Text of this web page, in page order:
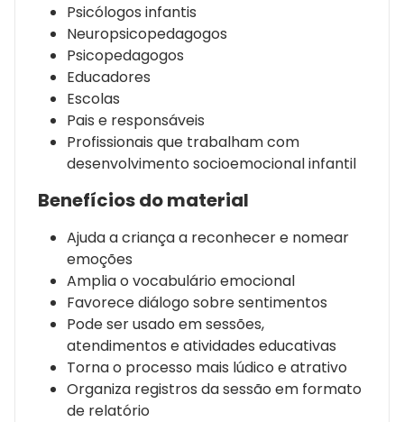
Psicólogos infantis
Neuropsicopedagogos
Psicopedagogos
Educadores
Escolas
Pais e responsáveis
Profissionais que trabalham com
desenvolvimento socioemocional infantil
Benefícios do material
Ajuda a criança a reconhecer e nomear
emoções
Amplia o vocabulário emocional
Favorece diálogo sobre sentimentos
Pode ser usado em sessões,
atendimentos e atividades educativas
Torna o processo mais lúdico e atrativo
Organiza registros da sessão em formato
de relatório